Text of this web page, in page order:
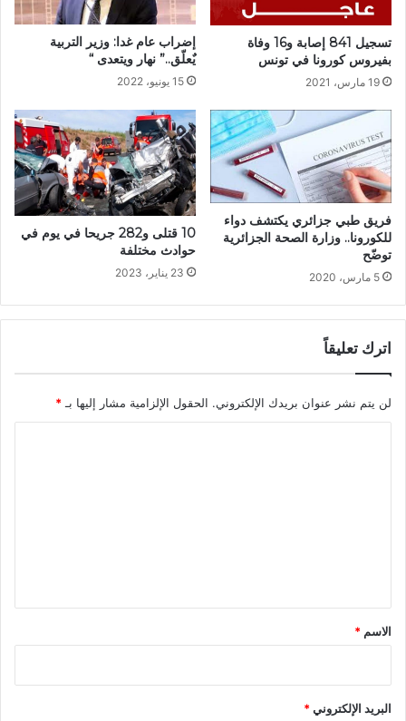
تسجيل 841 إصابة و16 وفاة
بفيروس كورونا في تونس
19 مارس، 2021
إضراب عام غدا: وزير التربية
يٌعلّق..” نهار ويتعدى “
15 يونيو، 2022
فريق طبي جزائري يكتشف دواء
للكورونا.. وزارة الصحة الجزائرية
توضّح
5 مارس، 2020
10 قتلى و282 جريحا في يوم في
حوادث مختلفة
23 يناير، 2023
اترك تعليقاً
لن يتم نشر عنوان بريدك الإلكتروني. الحقول الإلزامية مشار إليها بـ *
*
الاسم *
البريد الإلكتروني*